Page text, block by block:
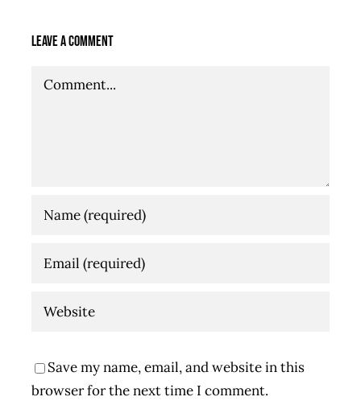
Leave A Comment
Comment
Save my name, email, and website in this
browser for the next time I comment.